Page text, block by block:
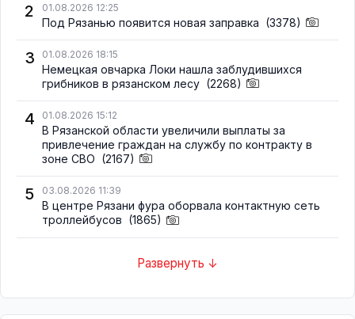
2 01.08.2026 12:25
Под Рязанью появится новая заправка (3378)
3 01.08.2026 18:15
Немецкая овчарка Локи нашла заблудившихся
грибников в рязанском лесу (2268)
4 01.08.2026 15:12
В Рязанской области увеличили выплаты за
привлечение граждан на службу по контракту в
зоне СВО (2167)
5 03.08.2026 11:39
В центре Рязани фура оборвала контактную сеть
троллейбусов (1865)
Развернуть ↓